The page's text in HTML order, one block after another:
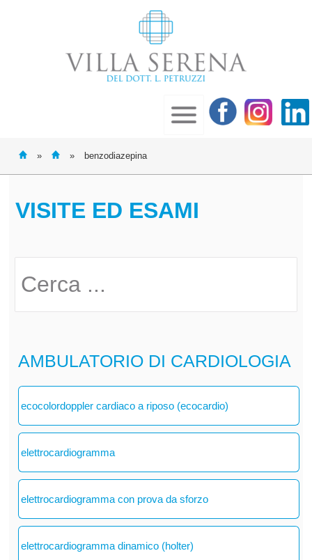
» » benzodiazepina
VISITE ED ESAMI
AMBULATORIO DI CARDIOLOGIA
ecocolordoppler cardiaco a riposo (ecocardio)
elettrocardiogramma
elettrocardiogramma con prova da sforzo
elettrocardiogramma dinamico (holter)